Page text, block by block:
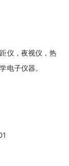
仪，夜视仪，热
电子仪器。